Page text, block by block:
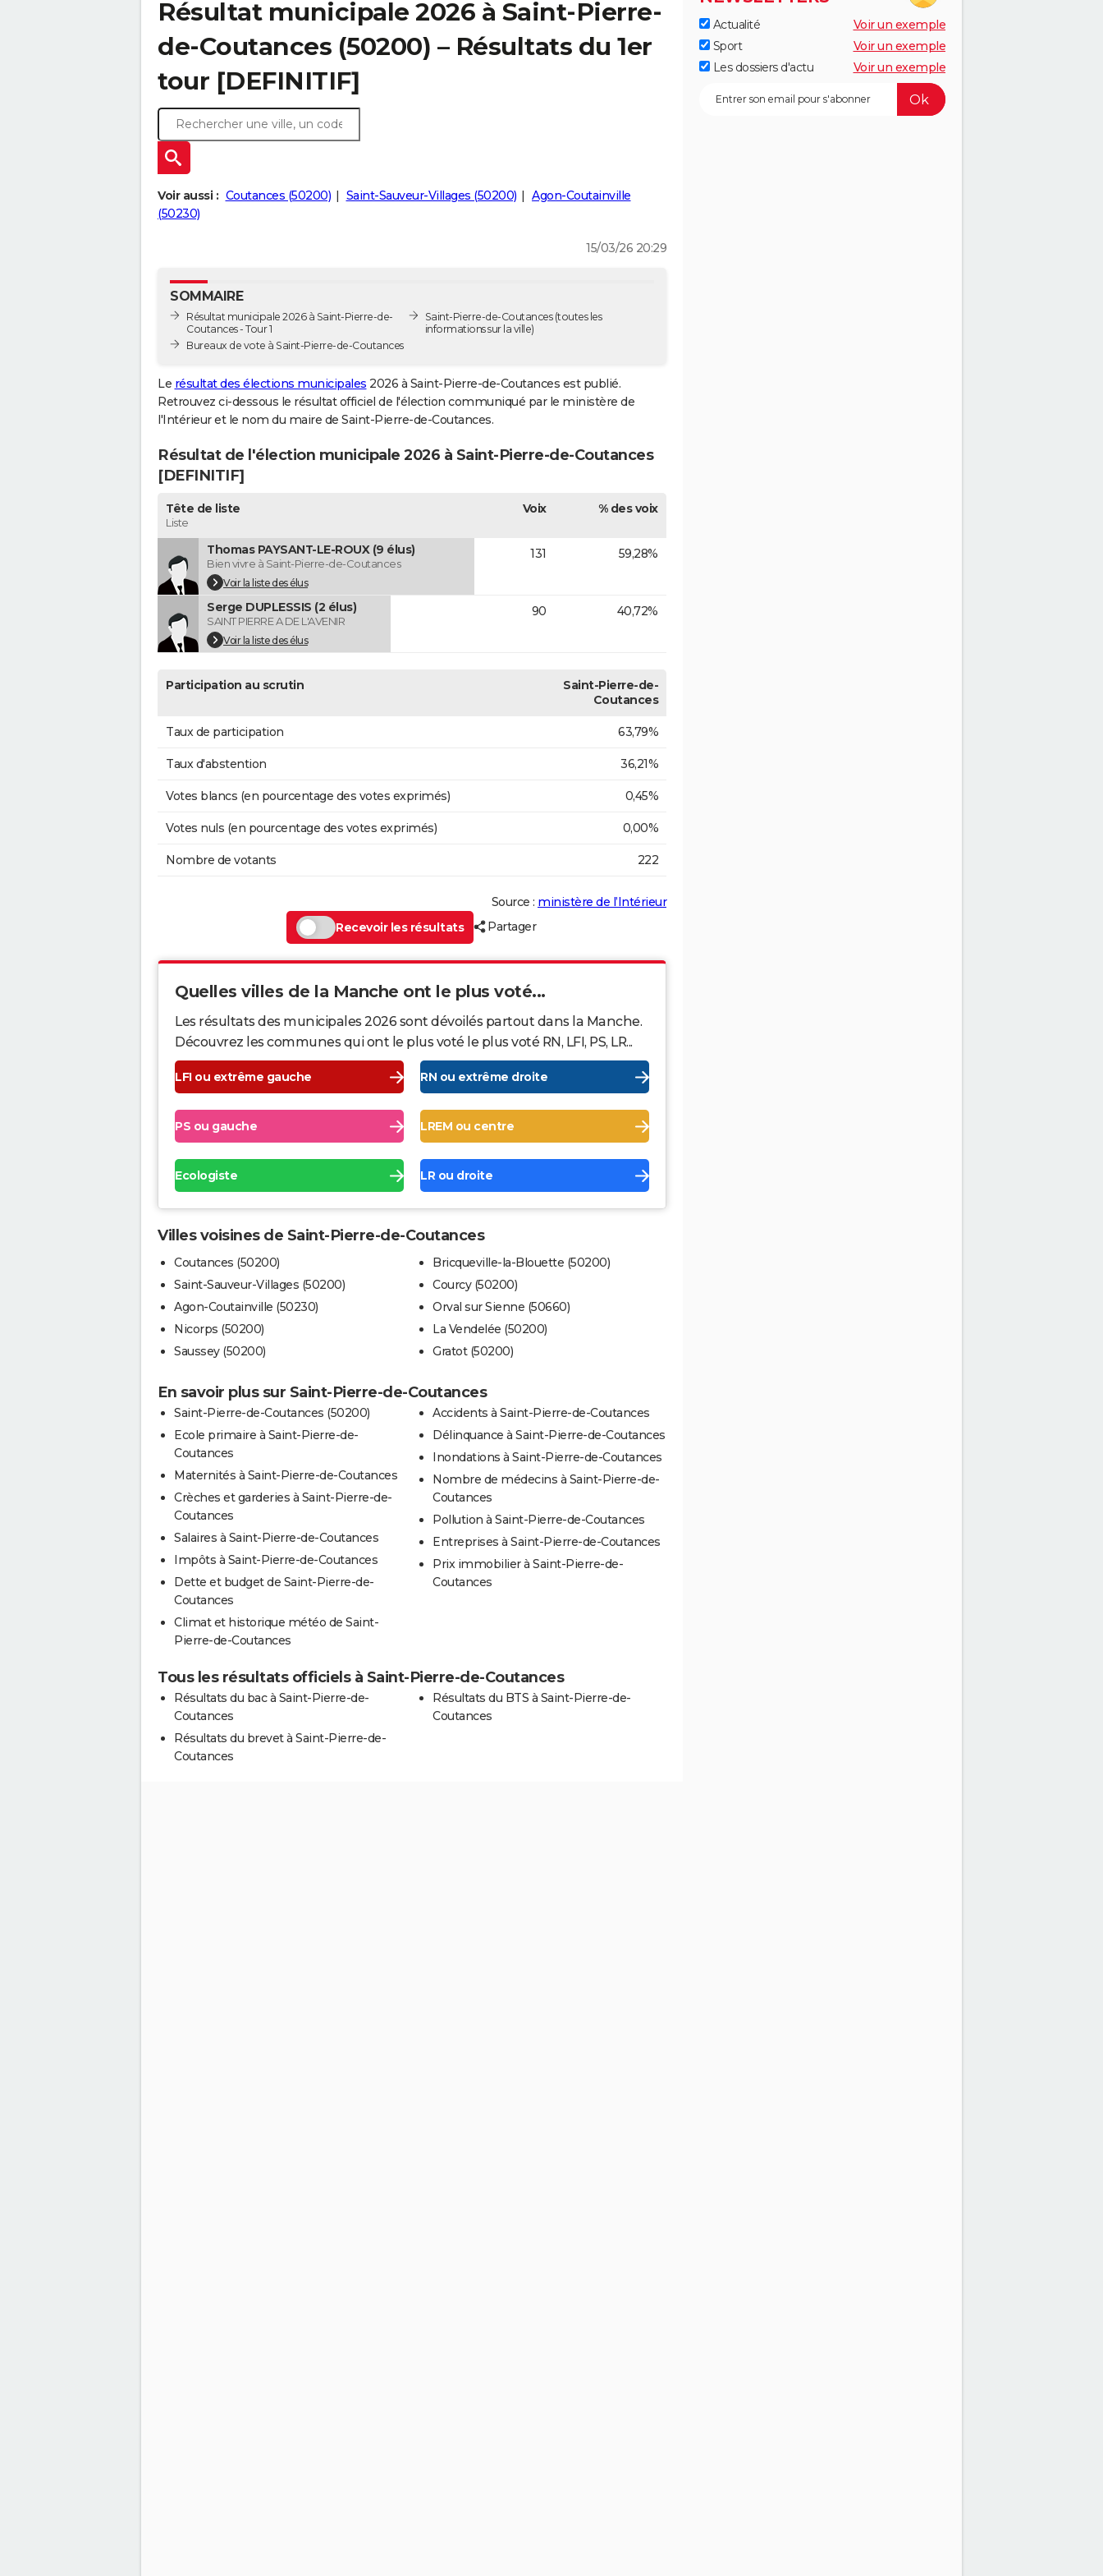
Résultat municipale 2026 à Saint-Pierre-
de-Coutances (50200) – Résultats du 1er
tour [DEFINITIF]
Voir aussi : Coutances (50200) Saint-Sauveur-Villages (50200)
Agon-Coutainville
(50230)
15/03/26 20:29
SOMMAIRE
Résultat municipale 2026 à Saint-Pierre-de-
Coutances - Tour 1
Bureaux de vote à Saint-Pierre-de-Coutances
Saint-Pierre-de-Coutances(toutes les
informations sur la ville)
Le résultat des élections municipales 2026 à Saint-Pierre-de-Coutances est publié.
Retrouvez ci-dessous le résultat officiel de l'élection communiqué par le ministère de
l'Intérieur et le nom du maire de Saint-Pierre-de-Coutances.
Résultat de l'élection municipale 2026 à Saint-Pierre-de-Coutances
[DEFINITIF]
Tête de liste
Liste
Voix % des voix
Thomas PAYSANT-LE-ROUX (9 élus)
Bien vivre à Saint-Pierre-de-Coutances
Voir la liste des élus
131 59,28%
Serge DUPLESSIS (2 élus)
SAINT PIERRE A DE L'AVENIR
Voir la liste des élus
90 40,72%
Participation au scrutin
Saint-Pierre-de-
Coutances
Taux de participation 63,79%
Taux d'abstention 36,21%
Votes blancs (en pourcentage des votes exprimés) 0,45%
Votes nuls (en pourcentage des votes exprimés) 0,00%
Nombre de votants 222
Source : ministère de l’Intérieur
Recevoir les résultats
Partager
Quelles villes de la Manche ont le plus voté...
Les résultats des municipales 2026 sont dévoilés partout dans la Manche.
Découvrez les communes qui ont le plus voté le plus voté RN, LFI, PS, LR...
LFI ou extrême gauche RN ou extrême droite
PS ou gauche LREM ou centre
Ecologiste LR ou droite
Villes voisines de Saint-Pierre-de-Coutances
Coutances (50200)
Saint-Sauveur-Villages (50200)
Agon-Coutainville (50230)
Nicorps (50200)
Saussey (50200)
Bricqueville-la-Blouette (50200)
Courcy (50200)
Orval sur Sienne (50660)
La Vendelée (50200)
Gratot (50200)
En savoir plus sur Saint-Pierre-de-Coutances
Saint-Pierre-de-Coutances (50200)
Ecole primaire à Saint-Pierre-de-
Coutances
Maternités à Saint-Pierre-de-Coutances
Crèches et garderies à Saint-Pierre-de-
Coutances
Salaires à Saint-Pierre-de-Coutances
Impôts à Saint-Pierre-de-Coutances
Dette et budget de Saint-Pierre-de-
Coutances
Climat et historique météo de Saint-
Pierre-de-Coutances
Accidents à Saint-Pierre-de-Coutances
Délinquance à Saint-Pierre-de-Coutances
Inondations à Saint-Pierre-de-Coutances
Nombre de médecins à Saint-Pierre-de-
Coutances
Pollution à Saint-Pierre-de-Coutances
Entreprises à Saint-Pierre-de-Coutances
Prix immobilier à Saint-Pierre-de-
Coutances
Tous les résultats officiels à Saint-Pierre-de-Coutances
Résultats du bac à Saint-Pierre-de-
Coutances
Résultats du brevet à Saint-Pierre-de-
Coutances
Résultats du BTS à Saint-Pierre-de-
Coutances
Actualité
Voir un exemple
Sport
Voir un exemple
Les dossiers d'actu
Voir un exemple